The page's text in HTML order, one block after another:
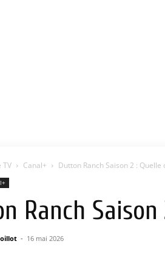
TV Canal+ Dutton Ranch Saison 2 : Quelle
Ranch
- 16 mai 2026